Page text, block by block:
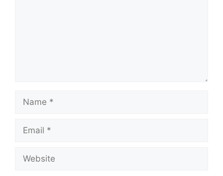
Name
Email
Website